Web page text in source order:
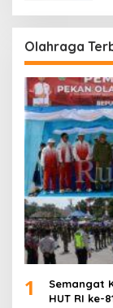
Olahraga
1
Semangat
HUT RI ke-